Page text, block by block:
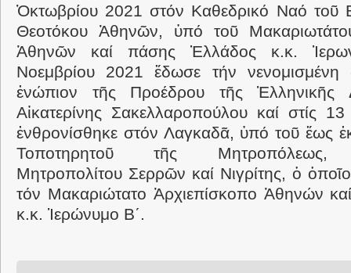
Ὀκτωβρίου 2021 στόν Καθεδρικό Ναό τοῦ
Θεοτόκου Ἀθηνῶν, ὑπό τοῦ
Ἀθηνῶν καί πάσης Ἑλλάδος κ.κ.
Νοεμβρίου 2021 ἔδωσε τήν νενομισμένη
ἐνώπιον τῆς Προέδρου τῆς Ἑλληνικῆς
Αἰκατερίνης Σακελλαροπούλου καί στίς
ἐνθρονίσθηκε στόν Λαγκαδᾶ, ὑπό τοῦ ἕως
Τοποτηρητοῦ τῆς Μητροπόλεως,
Μητροπολίτου Σερρῶν καί Νιγρίτης, ὁ
τόν Μακαριώτατο Ἀρχιεπίσκοπο Ἀθηνών
κ.κ. Ἱερώνυμο Β΄.